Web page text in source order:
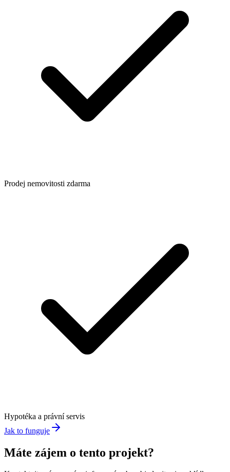
Prodej nemovitosti zdarma
Hypotéka a právní servis
Jak to funguje
Máte zájem o tento projekt?